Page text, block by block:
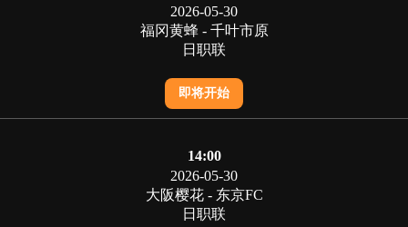
2026-05-30
福冈黄蜂 - 千叶市原
日职联
即将开始
14:00
2026-05-30
大阪樱花 - 东京FC
日职联